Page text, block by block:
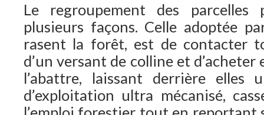
Le regroupement des parcelles
plusieurs façons. Celle adoptée
rasent la forêt, est de contacter
d’un versant de colline et d’acheter
l’abattre, laissant derrière elles
d’exploitation ultra mécanisé,